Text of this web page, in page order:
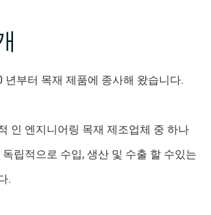
년부터 목재 제품에 종사해 왔습니다.
인 엔지니어링 목재 제조업체 중 하나
립적으로 수입, 생산 및 수출 할 수있는
.